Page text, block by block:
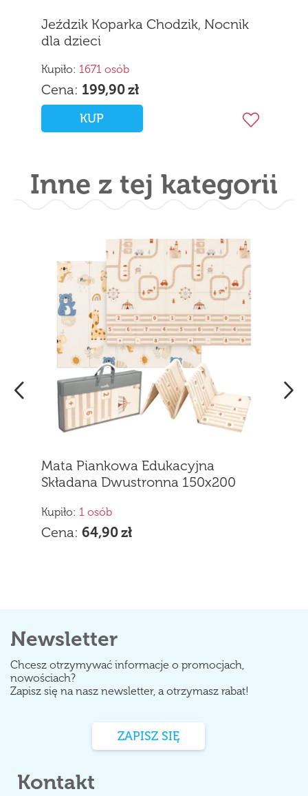
Jeździk Koparka Chodzik, Nocnik
dla dzieci
Kupiło: 1671 osób
Cena: 199,90zł
KUP
Inne z tej kategorii
Edukacyjna
Dwustronna 150x200
zł
Klocki
Kreatywne
200el.
Kupiło:
Cena:
Newsletter
Chcesz otrzymywać informacje o promocjach,
nowościach?
Zapisz się na nasz newsletter, a otrzymasz rabat!
ZAPISZ SIĘ
Kontakt